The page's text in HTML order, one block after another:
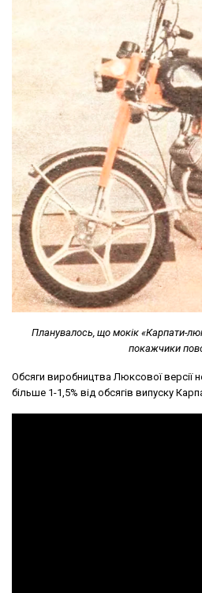
Планувалось, що мокік «Карпати-
покажчики
Обсяги виробництва Люксової версії
більше 1-1,5% від обсягів випуску